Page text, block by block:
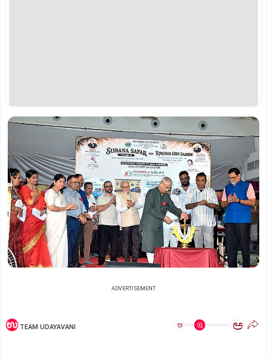
ADVERTISEMENT
TEAM UDAYAVANI ಅ ಅ